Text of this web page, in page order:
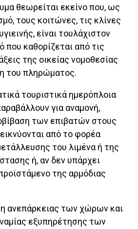
θεωρείται εκείνο που, ως
τους κοιτώνες, τις κλίνες
είναι τουλάχιστον
που καθορίζεται από τις
της οικείας νομοθεσίας
του πληρώματος.
τουριστικά ημερόπλοια
για αναμονή,
των επιβατών στους
από το φορέα
του λιμένα ή της
ή, αν δεν υπάρχει
της αρμόδιας
ανεπάρκειας των χώρων και
εξυπηρέτησης των